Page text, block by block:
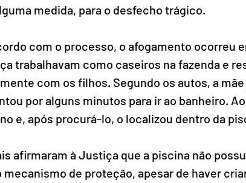
medida, para o desfecho trágico.
com o processo, o afogamento ocorreu
trabalhavam como caseiros na fazenda e
com os filhos. Segundo os autos, a
por alguns minutos para ir ao banheiro.
e, após procurá-lo, o localizou dentro da
afirmaram à Justiça que a piscina não
mecanismo de proteção, apesar de haver